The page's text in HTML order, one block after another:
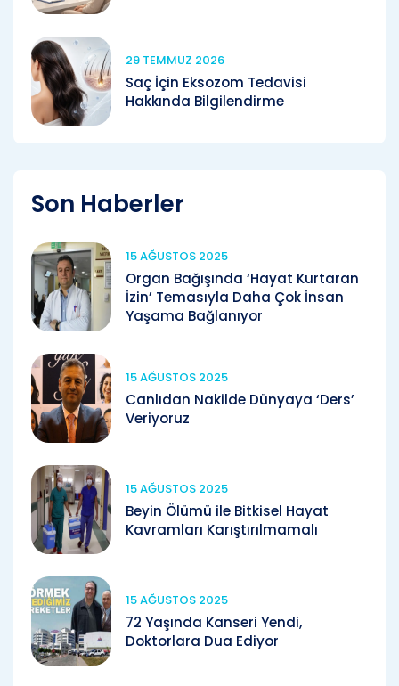
29 TEMMUZ 2026
Saç İçin Eksozom Tedavisi
Hakkında Bilgilendirme
Son Haberler
15 AĞUSTOS 2025
Organ Bağışında ‘Hayat Kurtaran
İzin’ Temasıyla Daha Çok İnsan
Yaşama Bağlanıyor
15 AĞUSTOS 2025
Canlıdan Nakilde Dünyaya ‘Ders’
Veriyoruz
15 AĞUSTOS 2025
Beyin Ölümü ile Bitkisel Hayat
Kavramları Karıştırılmamalı
15 AĞUSTOS 2025
72 Yaşında Kanseri Yendi,
Doktorlara Dua Ediyor